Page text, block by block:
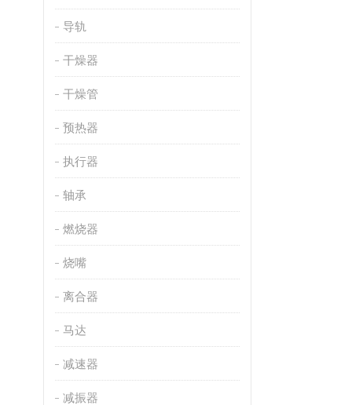
导轨
干燥器
干燥管
预热器
执行器
轴承
燃烧器
烧嘴
离合器
马达
减速器
减振器